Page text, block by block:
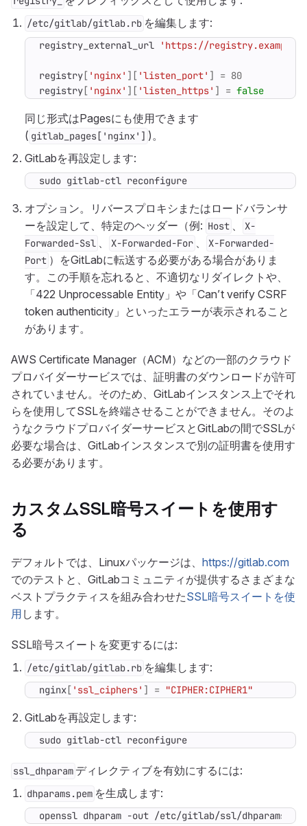
/etc/gitlab/gitlab.rb を編集します:
registry_external_url 'https://
registry[ 'nginx' ][ 'listen_port' ] = 80
registry[ 'nginx' ][ 'listen_https' ] = false
同じ形式はPagesにも使用できます
( gitlab_pages['nginx'] )。
GitLabを再設定します:
sudo gitlab-ctl reconfigure
オプション。リバースプロキシまたはロードバランサ
ーを設定して、特定のヘッダー（例: Host 、
X-
Forwarded-Ssl 、 X-Forwarded-For 、
X-Forwarded-
Port ）をGitLabに転送する必要がある場合がありま
す。この手順を忘れると、不適切なリダイレクトや、
「422 Unprocessable Entity」や「Can’t verify CSRF
token authenticity」といったエラーが表示されること
があります。
AWS Certificate Manager（ACM）などの一部のクラウド
プロバイダーサービスでは、証明書のダウンロードが許可
されていません。そのため、GitLabインスタンス上でそれ
らを使用してSSLを終端させることができません。そのよ
うなクラウドプロバイダーサービスとGitLabの間でSSLが
必要な場合は、GitLabインスタンスで別の証明書を使用す
る必要があります。
カスタムSSL暗号スイートを使用す
る
デフォルトでは、Linuxパッケージは、 https://gitlab.com
でのテストと、GitLabコミュニティが提供するさまざまな
ベストプラクティスを組み合わせたSSL暗号スイートを使
用 します。
SSL暗号スイートを変更するには:
/etc/gitlab/gitlab.rb を編集します:
nginx[ 'ssl_ciphers' ] = "CIPHER:CIPHER1"
GitLabを再設定します:
sudo gitlab-ctl reconfigure
ssl_dhparam ディレクティブを有効にするには:
dhparams.pem を生成します:
openssl dhparam -out /etc/gitlab/ssl/